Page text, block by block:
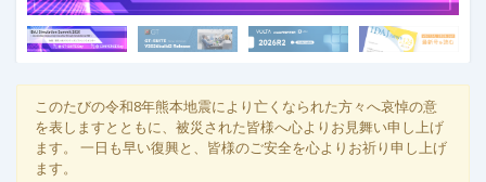
このたびの令和8年熊本地震により亡くなられた方々へ哀悼の意
を表しますとともに、被災された皆様へ心よりお見舞い申し上げ
ます。
一日も早い復興と、皆様のご安全を心よりお祈り申し上げ
ます。